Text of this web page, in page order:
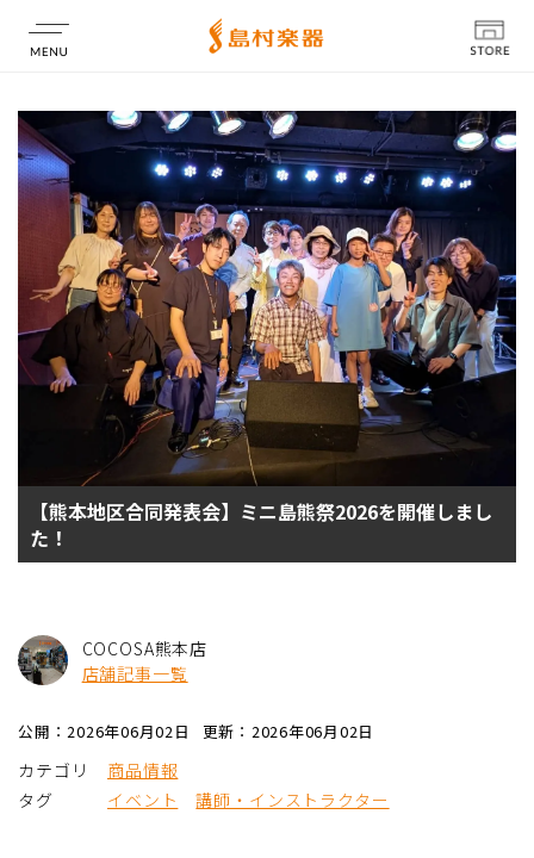
店舗情報
【熊本地区合同発表会】ミニ島熊祭2026を開催しまし
た！
COCOSA熊本店
店舗記事一覧
公開：2026年06月02日 更新：2026年06月02日
カテゴリ
商品情報
タグ
イベント 講師・インストラクター